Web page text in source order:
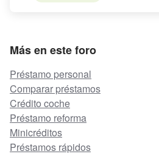
Más en este foro
Préstamo personal
Comparar préstamos
Crédito coche
Préstamo reforma
Minicréditos
Préstamos rápidos